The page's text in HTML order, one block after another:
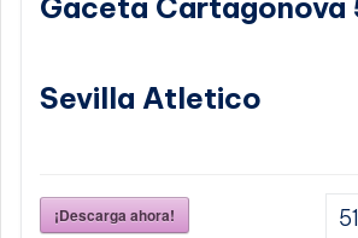
Gaceta Cartagonova
Sevilla Atletico
¡Descarga ahora!